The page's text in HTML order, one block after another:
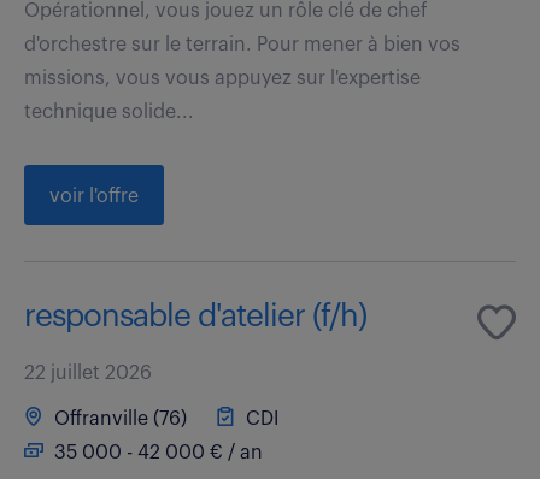
Opérationnel, vous jouez un rôle clé de chef
d'orchestre sur le terrain. Pour mener à bien vos
missions, vous vous appuyez sur l'expertise
technique solide...
voir l'offre
responsable d'atelier (f/h)
22 juillet 2026
Offranville (76)
CDI
35 000 - 42 000 € / an